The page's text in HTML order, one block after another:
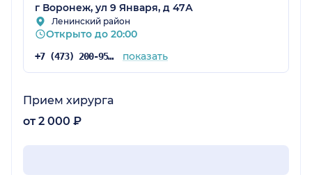
г Воронеж, ул 9 Января, д 47А
Ленинский район
Открыто до 20:00
+7 (473) 200-95-76 показать
Прием хирурга
от 2 000 ₽